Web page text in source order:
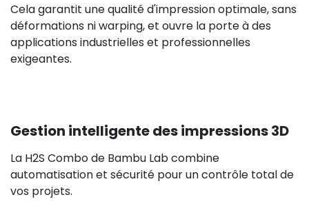
Cela garantit une qualité d'impression optimale, sans
déformations ni warping, et ouvre la porte à des
applications industrielles et professionnelles
exigeantes.
Gestion intelligente des impressions 3D
La H2S Combo de Bambu Lab combine
automatisation et sécurité pour un contrôle total de
vos projets.